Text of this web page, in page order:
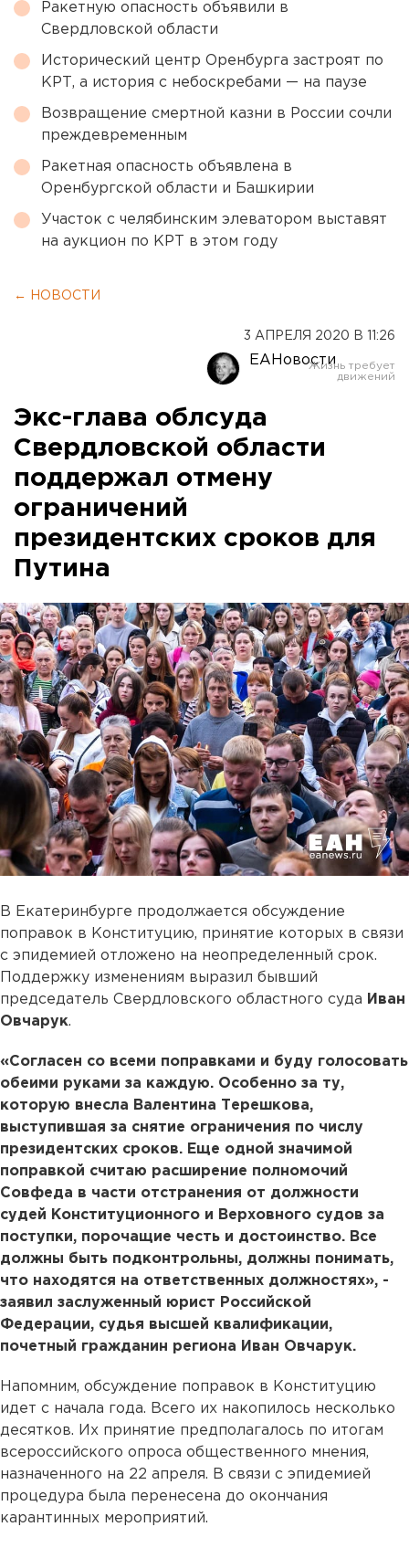
Ракетную опасность объявили в
Свердловской области
Исторический центр Оренбурга застроят по
КРТ, а история с небоскребами — на паузе
Возвращение смертной казни в России сочли
преждевременным
Ракетная опасность объявлена в
Оренбургской области и Башкирии
Участок с челябинским элеватором выставят
на аукцион по КРТ в этом году
← НОВОСТИ
3 АПРЕЛЯ 2020 В 11:26
ЕАНовости
Экс-глава облсуда
Свердловской области
поддержал отмену
ограничений
президентских сроков для
Путина
В Екатеринбурге продолжается обсуждение
поправок в Конституцию, принятие которых в связи
с эпидемией отложено на неопределенный срок.
Поддержку изменениям выразил бывший
председатель Свердловского областного суда Иван
Овчарук.
«Согласен со всеми поправками и буду голосовать
обеими руками за каждую. Особенно за ту,
которую внесла Валентина Терешкова,
выступившая за снятие ограничения по числу
президентских сроков. Еще одной значимой
поправкой считаю расширение полномочий
Совфеда в части отстранения от должности
судей Конституционного и Верховного судов за
поступки, порочащие честь и достоинство. Все
должны быть подконтрольны, должны понимать,
что находятся на ответственных должностях», -
заявил заслуженный юрист Российской
Федерации, судья высшей квалификации,
почетный гражданин региона Иван Овчарук.
Напомним, обсуждение поправок в Конституцию
идет с начала года. Всего их накопилось несколько
десятков. Их принятие предполагалось по итогам
всероссийского опроса общественного мнения,
назначенного на 22 апреля. В связи с эпидемией
процедура была перенесена до окончания
карантинных мероприятий.